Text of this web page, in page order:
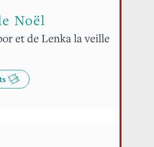
Noël
et de Lenka la veille